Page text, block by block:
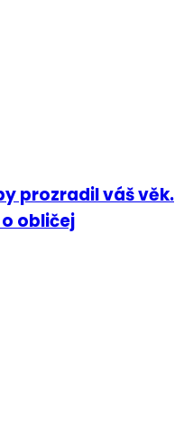
prozradil váš věk.
obličej